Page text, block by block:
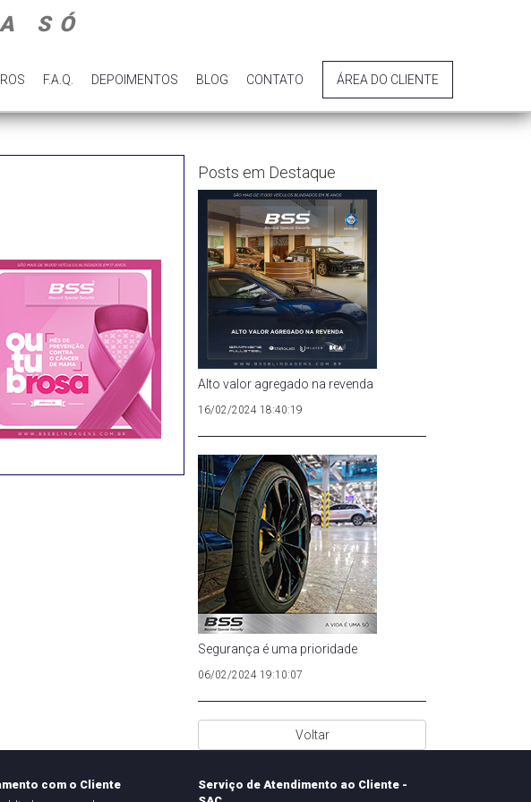
SÓ
F.A.Q. DEPOIMENTOS BLOG CONTATO ÁREA DO CLIENTE
Posts em Destaque
Alto valor agregado na revenda
16/02/2024 18:40:19
Segurança é uma prioridade
06/02/2024 19:10:07
Voltar
com o Cliente
Serviço de Atendimento ao Cliente -